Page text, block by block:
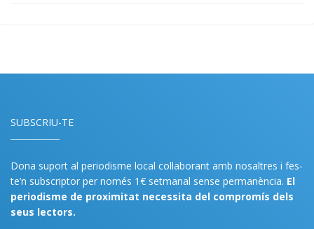
SUBSCRIU-TE
Dona suport al periodisme local col·laborant amb nosaltres i fes-
te’n subscriptor per només 1€ setmanal sense permanència. El
periodisme de proximitat necessita del compromís dels
seus lectors.